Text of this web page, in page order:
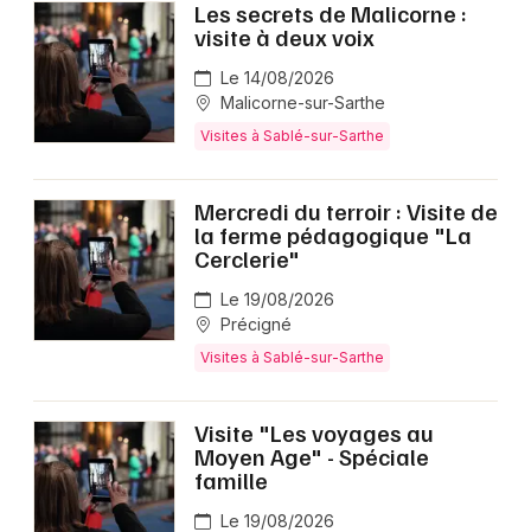
Visites dans la Sarthe
Visites dans les Pays de la Loire
Newsletter des sorties
Artistes en tournée
Actus à Sablé-sur-Sarthe
Magazine à Sablé-sur-Sarthe
Les secrets de Malicorne :
visite à deux voix
Le 14/08/2026
Malicorne-sur-Sarthe
Visites à Sablé-sur-Sarthe
Mercredi du terroir : Visite de
la ferme pédagogique "La
Cerclerie"
Le 19/08/2026
Précigné
Visites à Sablé-sur-Sarthe
Visite "Les voyages au
Moyen Age" - Spéciale
famille
Le 19/08/2026